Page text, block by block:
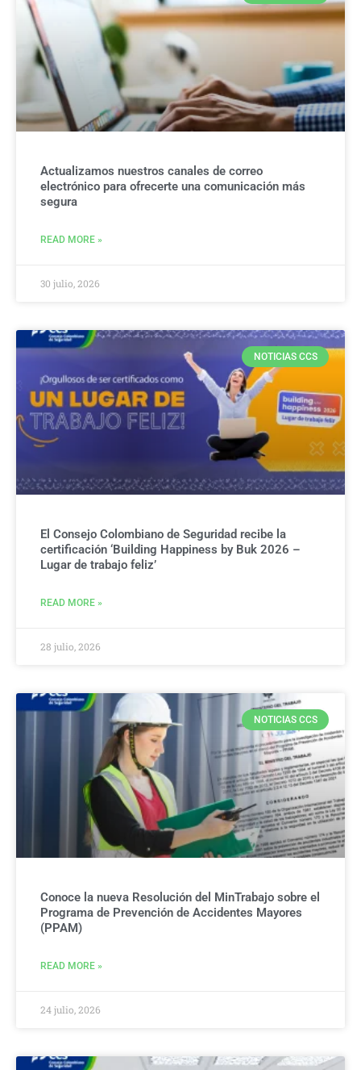
Actualizamos nuestros canales de correo
electrónico para ofrecerte una comunicación más
segura
READ MORE »
30 julio, 2026
NOTICIAS CCS
El Consejo Colombiano de Seguridad recibe la
certificación ‘Building Happiness by Buk 2026 –
Lugar de trabajo feliz’
READ MORE »
28 julio, 2026
NOTICIAS CCS
Conoce la nueva Resolución del MinTrabajo sobre el
Programa de Prevención de Accidentes Mayores
(PPAM)
READ MORE »
24 julio, 2026